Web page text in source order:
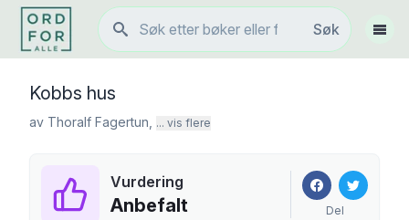
Søk
Søk
Vis
Kobbs hus
av Thoralf Fagertun ... vis flere
Vurdering
Anbefalt Del